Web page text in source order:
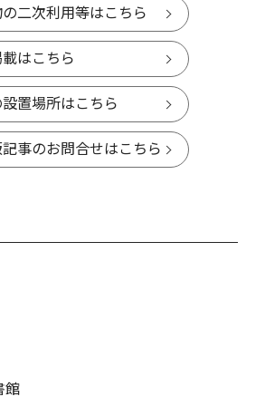
二次利用等はこちら
はこちら
置場所はこちら
事のお問合せはこちら
館